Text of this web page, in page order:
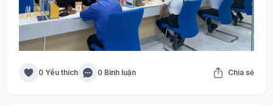
0 Yêu thích 0 Bình luận Chia sẻ